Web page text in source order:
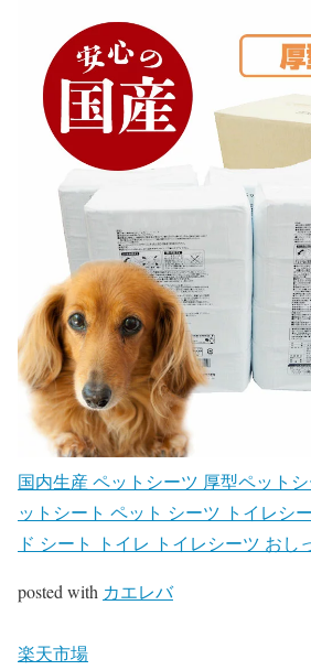
国内生産 ペットシーツ 厚型ペット
ットシート ペット シーツ トイレシ
ド シート トイレ トイレシーツ おし
posted with カエレバ
楽天市場